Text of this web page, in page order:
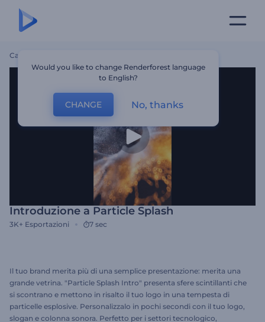
Casa
Introduzione a Particle Splash
3K+ Esportazioni 7 sec
Il tuo brand merita più di una semplice presentazione: merita una
grande vetrina. "Particle Splash Intro" presenta sfere scintillanti che
si scontrano e mettono in risalto il tuo logo in una tempesta di
particelle esplosive. Personalizzalo in pochi secondi con il tuo logo,
slogan e colonna sonora. Perfetto per i settori tecnologico,
Would you like to change Renderforest language
to English?
CHANGE No, thanks